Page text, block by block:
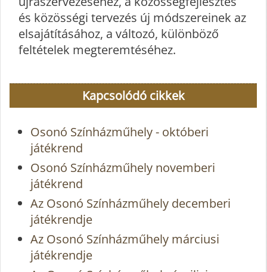
és közösségi tervezés új módszereinek az
elsajátításához, a változó, különböző
feltételek megteremtéséhez.
Kapcsolódó cikkek
Osonó Színházműhely - októberi
játékrend
Osonó Színházműhely novemberi
játékrend
Az Osonó Színházműhely decemberi
játékrendje
Az Osonó Színházműhely márciusi
játékrendje